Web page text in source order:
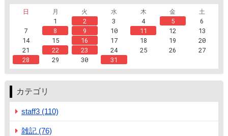
日
月 火 水 木 金
土
1
2 3 4 5
6
7
8 9 10 11 12
13
14
15 16 17 18 19
20
21
22 23 24 25 26
27
28
29 30 31
カテゴリ
staff3 (110)
雑記 (76)